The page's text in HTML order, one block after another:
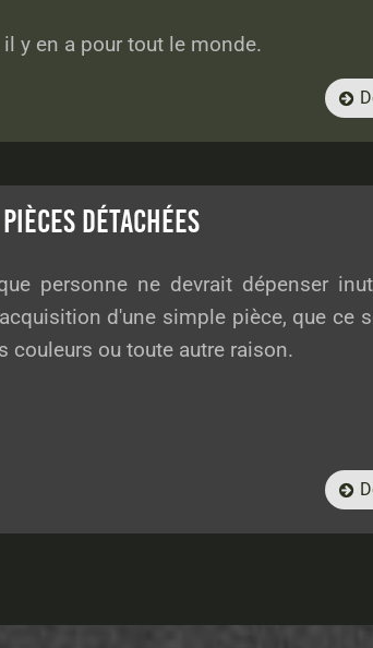
y en a pour tout le monde.

PIÈCES DÉTACHÉES
personne ne devrait dépenser
d'une simple pièce, que ce
couleurs ou toute autre raison.
